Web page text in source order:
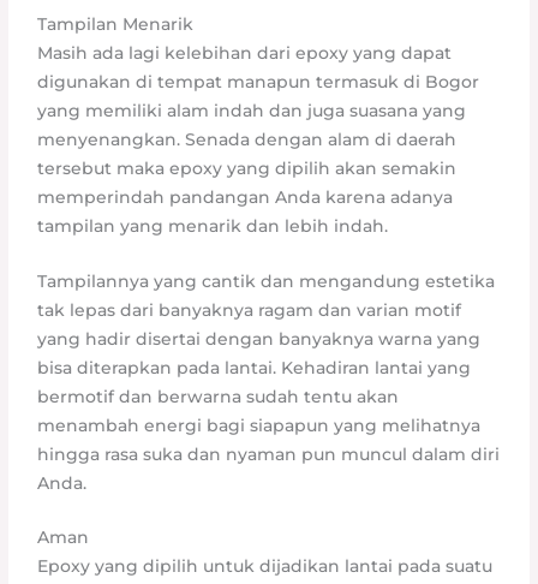
Tampilan Menarik
Masih ada lagi kelebihan dari epoxy yang dapat
digunakan di tempat manapun termasuk di Bogor
yang memiliki alam indah dan juga suasana yang
menyenangkan. Senada dengan alam di daerah
tersebut maka epoxy yang dipilih akan semakin
memperindah pandangan Anda karena adanya
tampilan yang menarik dan lebih indah.
Tampilannya yang cantik dan mengandung estetika
tak lepas dari banyaknya ragam dan varian motif
yang hadir disertai dengan banyaknya warna yang
bisa diterapkan pada lantai. Kehadiran lantai yang
bermotif dan berwarna sudah tentu akan
menambah energi bagi siapapun yang melihatnya
hingga rasa suka dan nyaman pun muncul dalam diri
Anda.
Aman
Epoxy yang dipilih untuk dijadikan lantai pada suatu